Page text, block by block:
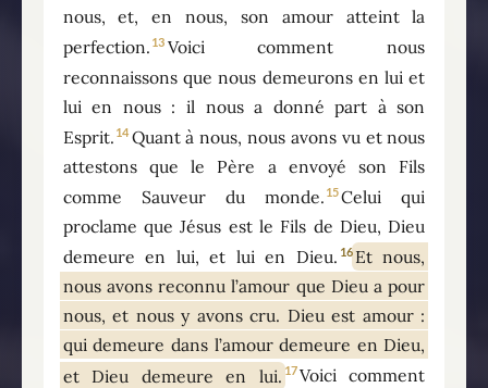
nous, et, en nous, son amour atteint la
perfection. 13 Voici comment nous
reconnaissons que nous demeurons en lui et
lui en nous : il nous a donné part à son
Esprit. 14 Quant à nous, nous avons vu et nous
attestons que le Père a envoyé son Fils
comme Sauveur du monde. 15Celui qui
proclame que Jésus est le Fils de Dieu, Dieu
demeure en lui, et lui en Dieu. 16 Et nous,
nous avons reconnu l’amour que Dieu a pour
nous, et nous y avons cru. Dieu est amour :
qui demeure dans l’amour demeure en Dieu,
et Dieu demeure en lui. 17Voici comment